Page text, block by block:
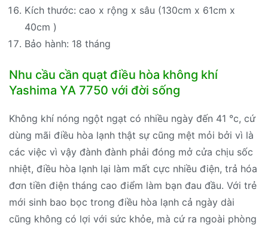
Kích thước: cao x rộng x sâu (130cm x 61cm x
40cm )
Bảo hành: 18 tháng
Nhu cầu cần quạt điều hòa không khí
Yashima YA 7750 với đời sống
Không khí nóng ngột ngạt có nhiều ngày đến 41 °c, cứ
dùng mãi điều hòa lạnh thật sự cũng mệt mỏi bởi vì là
các việc vì vậy đành đành phải đóng mở cửa chịu sốc
nhiệt, điều hòa lạnh lại làm mất cực nhiều điện, trả hóa
đơn tiền điện tháng cao điểm làm bạn đau đầu. Với trẻ
mới sinh bao bọc trong điều hòa lạnh cả ngày dài
cũng không có lợi với sức khỏe, mà cứ ra ngoài phòng